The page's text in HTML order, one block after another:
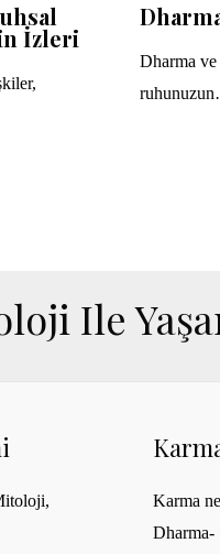
İzleri
Dharma
Ile
Karma
Dharma-